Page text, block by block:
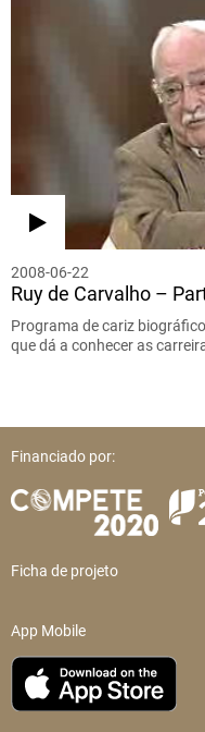
2008-06-22
Ruy de Carvalho –
Programa de cariz
que dá a conhecer as
Financiado por:
Ficha de projeto
App Mobile